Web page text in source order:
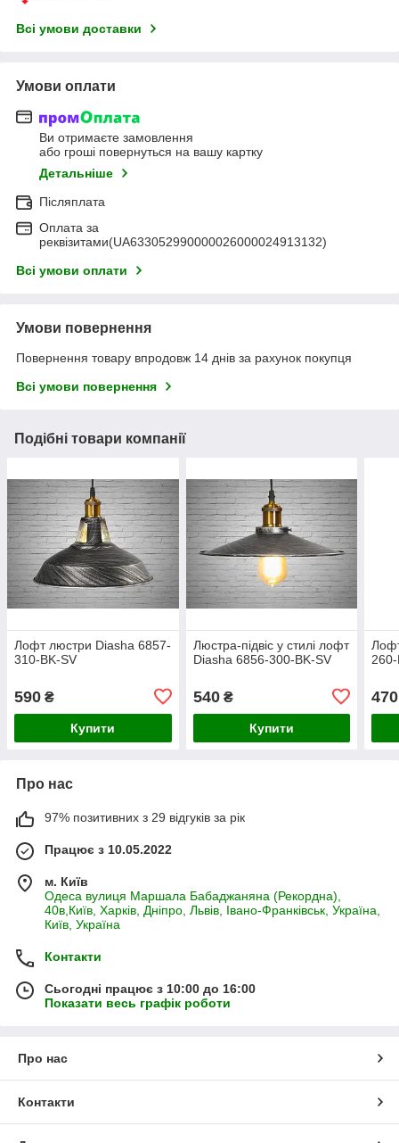
Всі умови доставки
Умови оплати
Ви отримаєте замовлення
або гроші повернуться на вашу картку
Детальніше
Післяплата
Оплата за
реквізитами(UA633052990000026000024913132)
Всі умови оплати
Умови повернення
Повернення товару впродовж 14 днів за рахунок покупця
Всі умови повернення
Подібні товари компанії
Лофт люстри Diasha 6857-
310-BK-SV
590 ₴
Купити
Люстра-підвіс у стилі лофт
Diasha 6856-300-BK-SV
540₴
Купити
470
Про нас
97% позитивних з 29 відгуків за рік
Працює з 10.05.2022
м. Київ
Одеса вулиця Маршала Бабаджаняна (Рекордна),
40в,Київ, Харків, Дніпро, Львів, Івано-Франківськ, Україна,
Київ, Україна
Контакти
Сьогодні працює з 10:00 до 16:00
Показати весь графік роботи
Про нас
Контакти